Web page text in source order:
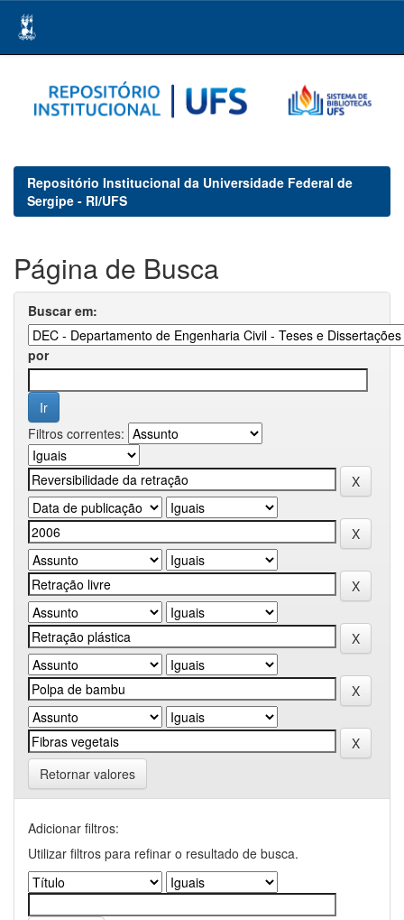
navigation
Repositório Institucional da Universidade Federal de
Sergipe - RI/UFS
Página de Busca
Buscar em:
por
Filtros correntes:
Retornar valores
Adicionar filtros:
Utilizar filtros para refinar o resultado de busca.